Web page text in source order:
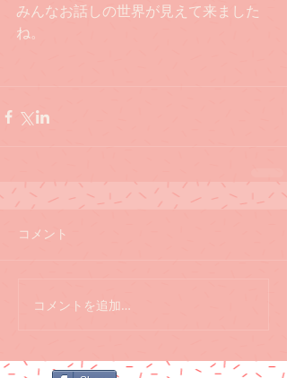
みんなお話しの世界が見えて来ました
ね。
コメント
コメントを追加…